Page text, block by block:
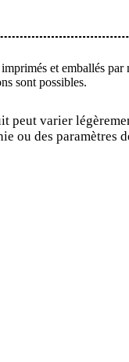
et emballés par
sont possibles.
peut varier
ou des paramètres